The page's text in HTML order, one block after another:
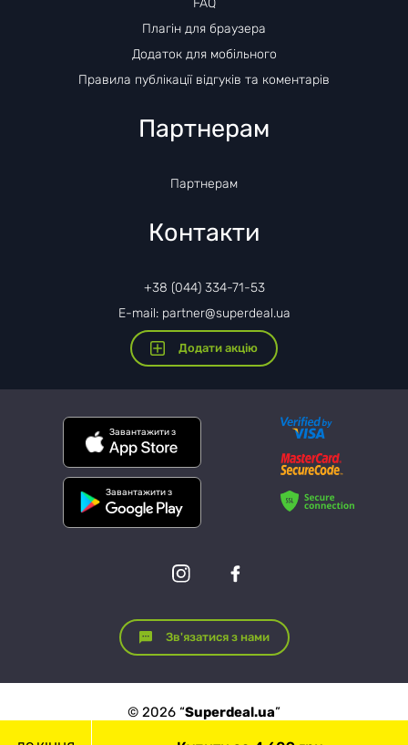
FAQ
Плагін для браузера
Додаток для мобільного
Правила публікації відгуків та коментарів
Партнерам
Партнерам
Контакти
+38 (044) 334-71-53
E-mail: partner@superdeal.ua
Додати акцію
Завантажити з
Завантажити з
Зв'язатися з нами
© 2026 “Superdeal.ua”